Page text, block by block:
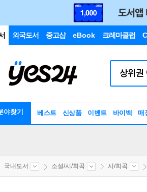
외국도서 중고샵 eBook 크레마클럽
야찾기 베스트 신상품 이벤트 바이백 매
국내도서 소설/시/희곡 시/희곡